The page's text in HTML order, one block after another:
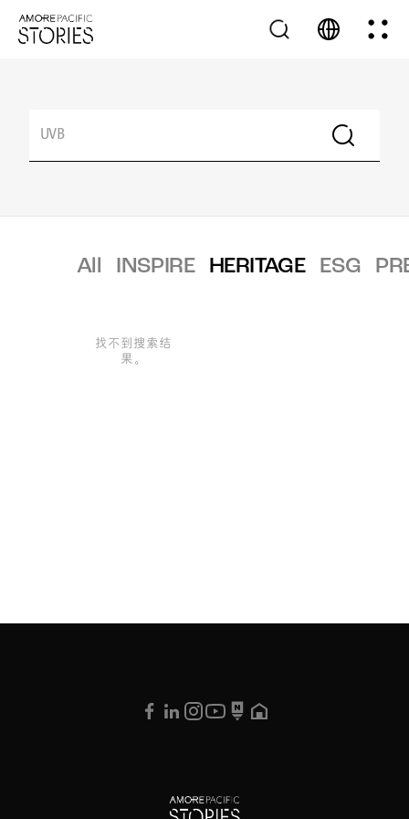
All INSPIRE HERITAGE ESG
找不到搜索结
果。